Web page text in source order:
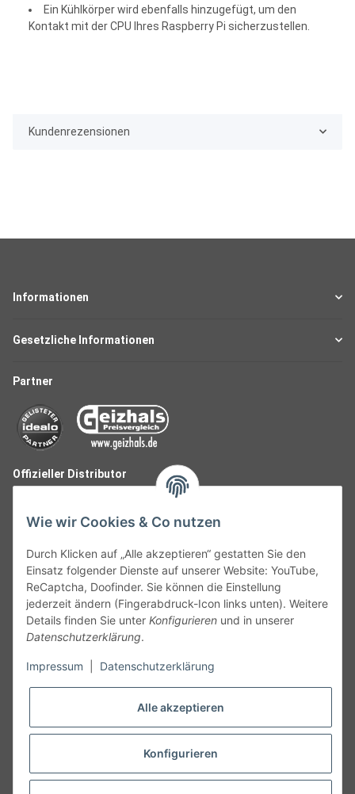
Ein Kühlkörper wird ebenfalls hinzugefügt, um den
Kontakt mit der CPU Ihres Raspberry Pi sicherzustellen.
Kundenrezensionen
Informationen
Gesetzliche Informationen
Partner
Offizieller Distributor
Follow Us
Widerruf
Vertrag widerrufen
Wie wir Cookies & Co nutzen
Durch Klicken auf „Alle akzeptieren“ gestatten Sie den
Einsatz folgender Dienste auf unserer Website: YouTube,
ReCaptcha, Doofinder. Sie können die Einstellung
jederzeit ändern (Fingerabdruck-Icon links unten). Weitere
Details finden Sie unter Konfigurieren und in unserer
Datenschutzerklärung.
Impressum Datenschutzerklärung
Alle akzeptieren
Konfigurieren